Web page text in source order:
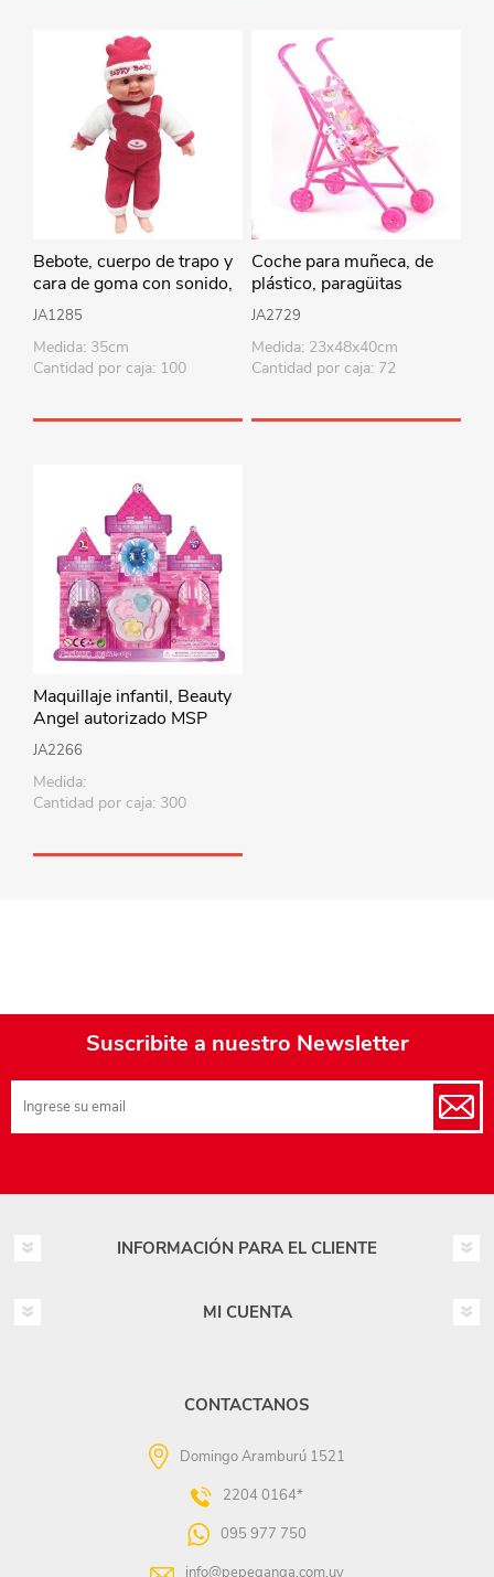
Bebote, cuerpo de trapo y
cara de goma con sonido,
35cm varios colores en
bolsa
JA1285
Medida: 35cm
Cantidad por caja: 100
Coche para muñeca, de
plástico, paragüitas
JA2729
Medida: 23x48x40cm
Cantidad por caja: 72
Maquillaje infantil, Beauty
Angel autorizado MSP
JA2266
Medida:
Cantidad por caja: 300
Suscribite a nuestro Newsletter
INFORMACIÓN PARA EL CLIENTE
MI CUENTA
CONTACTANOS
Domingo Aramburú 1521
2204 0164*
095 977 750
info@pepeganga.com.uy